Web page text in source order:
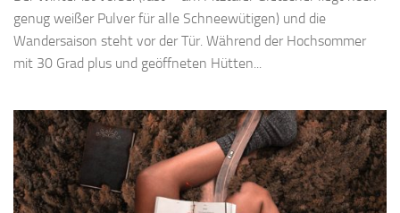
genug weißer Pulver für alle Schneewütigen) und die
Wandersaison steht vor der Tür. Während der Hochsommer
mit 30 Grad plus und geöffneten Hütten...